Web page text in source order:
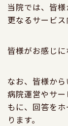
当院では、皆様
更なるサービス
皆様がお感じに
なお、皆様か
病院運営やサ
もに、回答を
ります。